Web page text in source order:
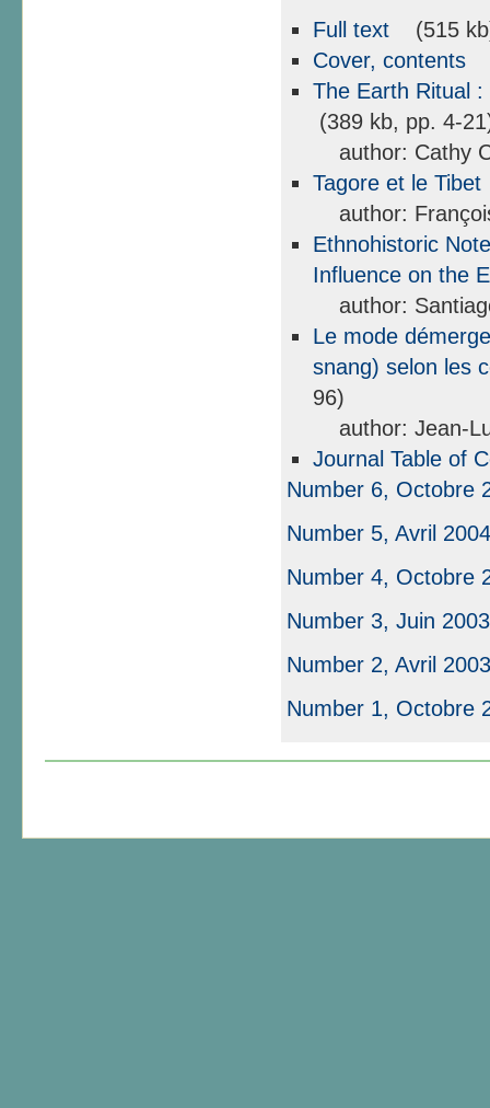
Full text
(515
Cover, contents
The Earth Ritual
(389 kb, pp. 4-
author: Cathy
Tagore et le Tibet
author:
Ethnohistoric
Influence on the
author:
Le mode
snang) selon les
96)
author: Jean-
Journal Table of
Number 6, Octobre
Number 5, Avril 2004
Number 4, Octobre
Number 3, Juin 2003
Number 2, Avril
Number 1, Octobre